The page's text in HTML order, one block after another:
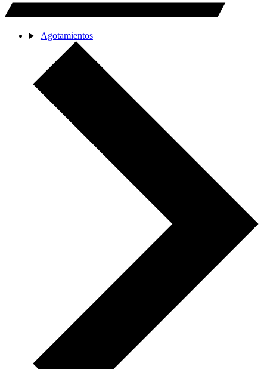
Agotamientos